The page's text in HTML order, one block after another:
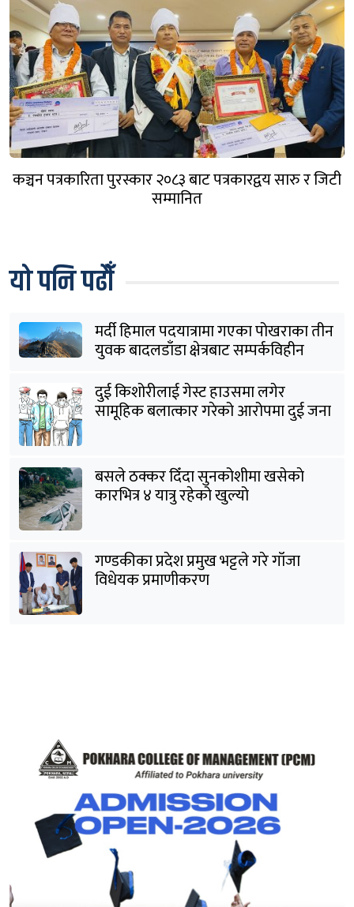
कञ्चन पत्रकारिता पुरस्कार २०८३ बाट पत्रकारद्वय सारु र जिटी
सम्मानित
यो पनि पढौँ
मर्दी हिमाल पदयात्रामा गएका पोखराका तीन
युवक बादलडाँडा क्षेत्रबाट सम्पर्कविहीन
दुई किशोरीलाई गेस्ट हाउसमा लगेर
सामूहिक बलात्कार गरेको आरोपमा दुई जना
बसले ठक्कर दिँदा सुनकोशीमा खसेकाे
कारभित्र ४ यात्रु रहेको खुल्यो
गण्डकीका प्रदेश प्रमुख भट्टले गरे गाँजा
विधेयक प्रमाणीकरण